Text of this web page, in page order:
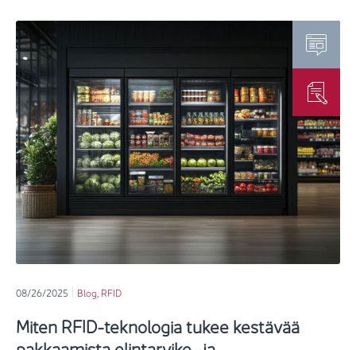
08/26/2025 Blog RFID
Miten RFID-teknologia tukee kestävää